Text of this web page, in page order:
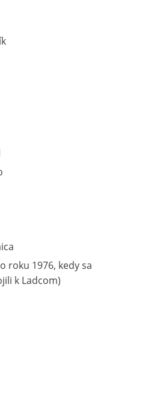
roku 1976, kedy sa
k Ladcom)